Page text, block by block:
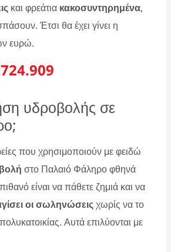
και φρεάτια κακοσυντηρημένα,
Έτσι θα έχει γίνει η
ευρώ.
υδροβολής σε
που χρησιμοποιούν με φειδώ
στο Παλαιό Φάληρο φθηνά
είναι να πάθετε ζημιά και να
οι σωληνώσειςχωρίς να το
πολυκατοικίας. Αυτά επιλύονται με